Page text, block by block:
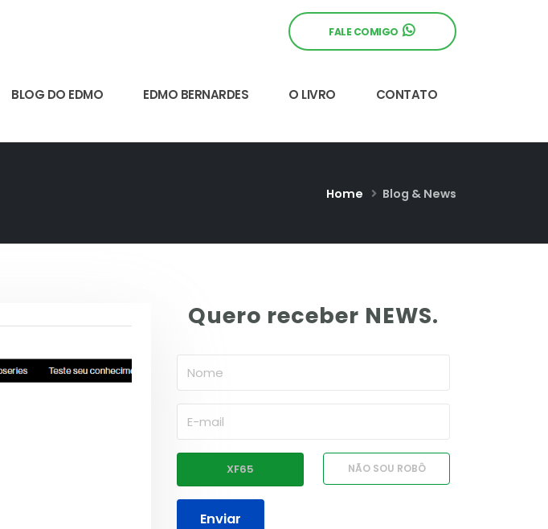
FALE COMIGO
BLOG DO EDMO EDMO BERNARDES O LIVRO CONTATO
Home Blog & News
Quero receber NEWS.
Enviar